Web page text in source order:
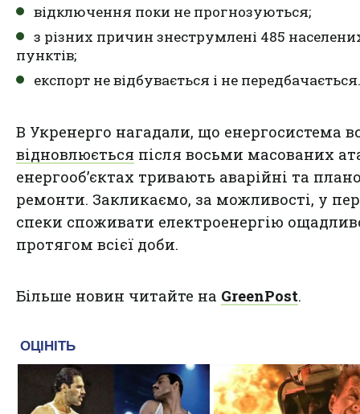
відключення поки не прогнозуються;
з різних причин знеструмлені 485
пунктів;
експорт не відбувається і не передбачається.
В Укренерго нагадали, що енергосистема
відновлюється після восьми масованих
енергооб’єктах тривають аварійні та
ремонти. Закликаємо, за можливості, у
спеки споживати електроенергію
протягом всієї доби.
Більше новин читайте на GreenPost.